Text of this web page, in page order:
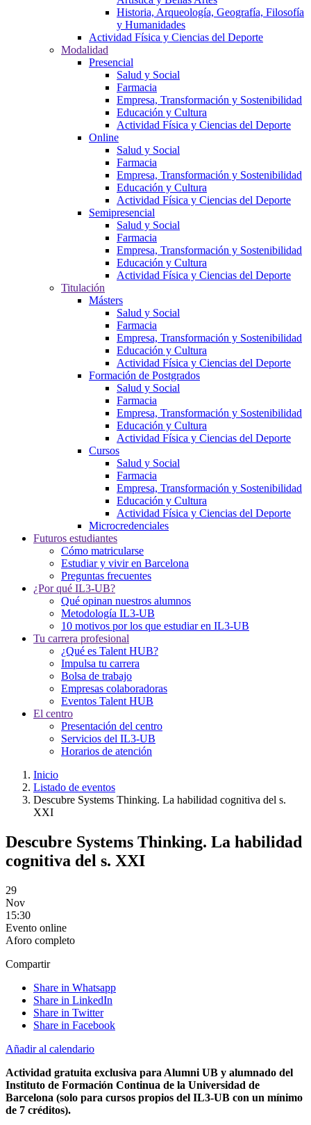
Historia, Arqueología, Geografía, Filosofía
y Humanidades
Actividad Física y Ciencias del Deporte
Modalidad
Presencial
Salud y Social
Farmacia
Empresa, Transformación y Sostenibilidad
Educación y Cultura
Actividad Física y Ciencias del Deporte
Online
Salud y Social
Farmacia
Empresa, Transformación y Sostenibilidad
Educación y Cultura
Actividad Física y Ciencias del Deporte
Semipresencial
Salud y Social
Farmacia
Empresa, Transformación y Sostenibilidad
Educación y Cultura
Actividad Física y Ciencias del Deporte
Titulación
Másters
Salud y Social
Farmacia
Empresa, Transformación y Sostenibilidad
Educación y Cultura
Actividad Física y Ciencias del Deporte
Formación de Postgrados
Salud y Social
Farmacia
Empresa, Transformación y Sostenibilidad
Educación y Cultura
Actividad Física y Ciencias del Deporte
Cursos
Salud y Social
Farmacia
Empresa, Transformación y Sostenibilidad
Educación y Cultura
Actividad Física y Ciencias del Deporte
Microcredenciales
Futuros estudiantes
Cómo matricularse
Estudiar y vivir en Barcelona
Preguntas frecuentes
¿Por qué IL3-UB?
Qué opinan nuestros alumnos
Metodología IL3-UB
10 motivos por los que estudiar en IL3-UB
Tu carrera profesional
¿Qué es Talent HUB?
Impulsa tu carrera
Bolsa de trabajo
Empresas colaboradoras
Eventos Talent HUB
El centro
Presentación del centro
Servicios del IL3-UB
Horarios de atención
Inicio
Listado de eventos
Descubre Systems Thinking. La habilidad cognitiva del s.
XXI
Descubre Systems Thinking. La habilidad
cognitiva del s. XXI
29
Nov
15:30
Evento online
Aforo completo
Compartir
Share in Whatsapp
Share in LinkedIn
Share in Twitter
Share in Facebook
Añadir al calendario
Actividad gratuita exclusiva para Alumni UB y alumnado del
Instituto de Formación Continua de la Universidad de
Barcelona (solo para cursos propios del IL3-UB con un mínimo
de 7 créditos).